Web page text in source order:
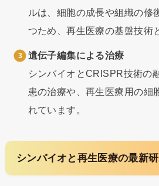
ルは、細胞の成長や組織の修
つため、再生医療の基盤技術
遺伝子編集による治療
シンバイオとCRISPR技術の
患の治療や、再生医療用の細
れています。
シンバイオと再生医療の最新